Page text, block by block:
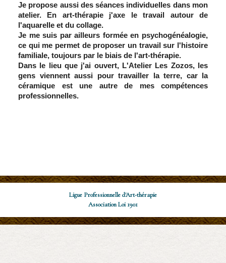
Je propose aussi des séances individuelles dans mon
atelier. En art-thérapie j'axe le travail autour de
l'aquarelle et du collage.
Je me suis par ailleurs formée en psychogénéalogie,
ce qui me permet de proposer un travail sur l'histoire
familiale, toujours par le biais de l'art-thérapie.
Dans le lieu que j'ai ouvert, L'Atelier Les Zozos, les
gens viennent aussi pour travailler la terre, car la
céramique est une autre de mes compétences
professionnelles.
Ligue Professionnelle d'Art-thérapie
Association Loi 1901